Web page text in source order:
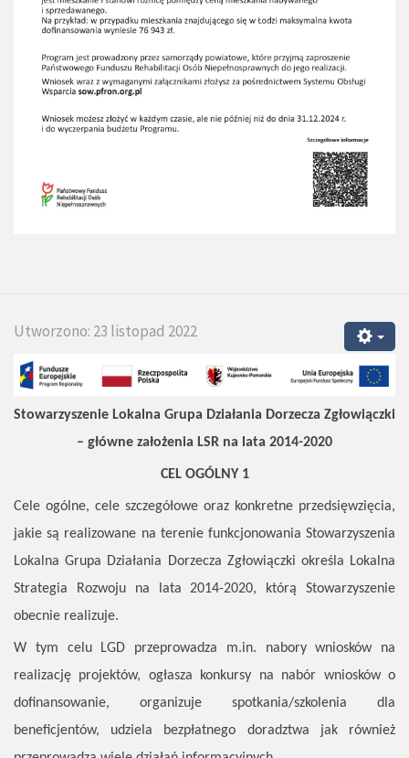
Utworzono: 23 listopad 2022
Stowarzyszenie Lokalna Grupa Działania Dorzecza Zgłowiączki
– główne założenia LSR na lata 2014-2020
CEL OGÓLNY 1
Cele ogólne, cele szczegółowe oraz konkretne przedsięwzięcia,
jakie są realizowane na terenie funkcjonowania Stowarzyszenia
Lokalna Grupa Działania Dorzecza Zgłowiączki określa Lokalna
Strategia Rozwoju na lata 2014-2020, którą Stowarzyszenie
obecnie realizuje.
W tym celu LGD przeprowadza m.in. nabory wniosków na
realizację projektów, ogłasza konkursy na nabór wniosków o
dofinansowanie, organizuje spotkania/szkolenia dla
beneficjentów, udziela bezpłatnego doradztwa jak również